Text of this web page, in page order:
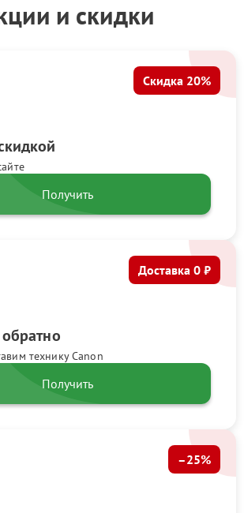
и скидки
Скидка 20%
Получить
технику Canon
Доставка 0 ₽
Получить
–25%